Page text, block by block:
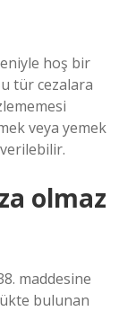
hoş bir
tür cezalara
veya yemek
olmaz
maddesine
bulunan